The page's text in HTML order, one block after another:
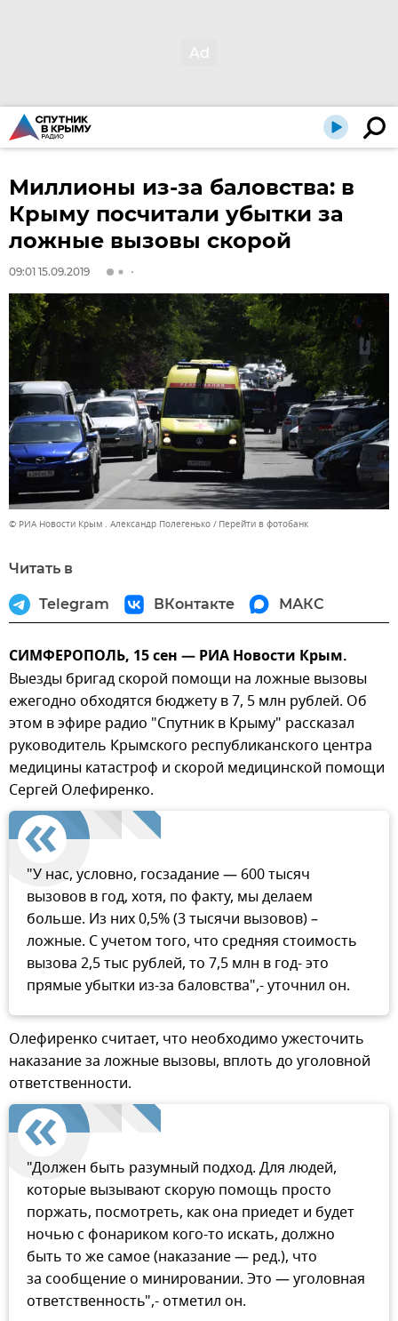
Миллионы из-за баловства: в
Крыму посчитали убытки за
ложные вызовы скорой
09:01 15.09.2019
© РИА Новости Крым . Александр Полегенько Перейти в фотобанк
Читать в
Telegram ВКонтакте МАКС
СИМФЕРОПОЛЬ, 15 сен — РИА Новости Крым.
Выезды бригад скорой помощи на ложные вызовы
ежегодно обходятся бюджету в 7, 5 млн рублей. Об
этом в эфире радио "Спутник в Крыму" рассказал
руководитель Крымского республиканского центра
медицины катастроф и скорой медицинской помощи
Сергей Олефиренко.
"У нас, условно, госзадание — 600 тысяч
вызовов в год, хотя, по факту, мы делаем
больше. Из них 0,5% (3 тысячи вызовов) –
ложные. С учетом того, что средняя стоимость
вызова 2,5 тыс рублей, то 7,5 млн в год- это
прямые убытки из-за баловства",- уточнил он.
Олефиренко считает, что необходимо ужесточить
наказание за ложные вызовы, вплоть до уголовной
ответственности.
"Должен быть разумный подход. Для людей,
которые вызывают скорую помощь просто
поржать, посмотреть, как она приедет и будет
ночью с фонариком кого-то искать, должно
быть то же самое (наказание — ред.), что
за сообщение о минировании. Это — уголовная
ответственность",- отметил он.